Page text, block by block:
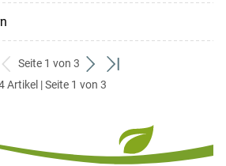
zurück
zum
Seite 1 von 3
weiter
zum
zum
Artikel | Seite 1 von 3